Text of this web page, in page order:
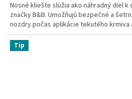
Nosné kliešte slúžia ako náhradný diel k
značky B&B. Umožňujú bezpečné a
nozdry počas aplikácie tekutého krmiva
Tip